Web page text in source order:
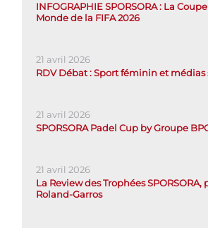
INFOGRAPHIE SPORSORA : La
Monde de la FIFA 2026
21 avril 2026
RDV Débat : Sport féminin et médias
21 avril 2026
SPORSORA Padel Cup by Groupe
21 avril 2026
La Review des Trophées
Roland-Garros